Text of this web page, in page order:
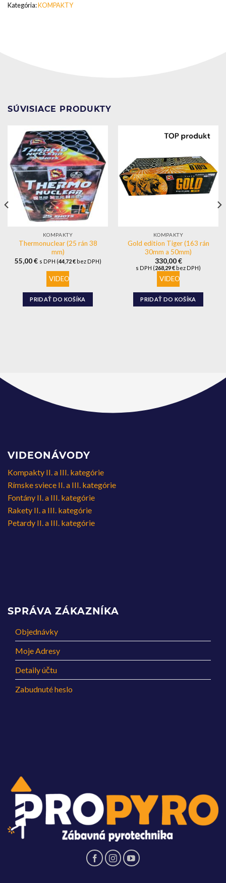
Kategória:KOMPAKTY
SÚVISIACE PRODUKTY
KOMPAKTY
Thermonuclear (25 rán 38
mm)
55,00€ s DPH (44,72€bez DPH)
VIDEO
PRIDAŤ DO KOŠÍKA
KOMPAKTY
Gold edition Tiger (163 rán
30mm a 50mm)
330,00€
s DPH (268,29€ bez DPH)
VIDEO
PRIDAŤ DO KOŠÍKA
VIDEONÁVODY
Kompakty II. a III. kategórie
Rímske sviece II. a III. kategórie
Fontány II. a III. kategórie
Rakety II. a III. kategórie
Petardy II. a III. kategórie
SPRÁVA ZÁKAZNÍKA
Objednávky
Moje Adresy
Detaily účtu
Zabudnuté heslo